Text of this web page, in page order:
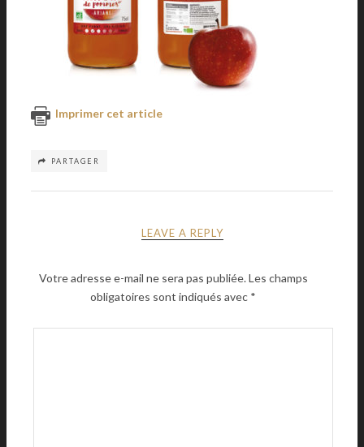
Imprimer cet article
PARTAGER
LEAVE A REPLY
Votre adresse e-mail ne sera pas publiée.Les champs
obligatoires sont indiqués avec *